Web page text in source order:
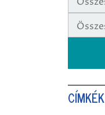
CÍMKÉK